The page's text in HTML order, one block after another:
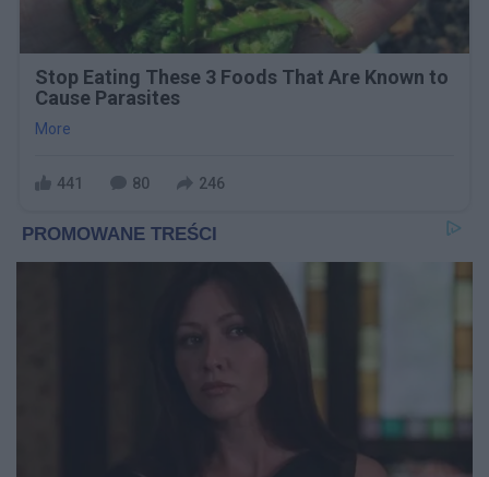
Stop Eating These 3 Foods That Are Known to
Cause Parasites
More
441 80 246